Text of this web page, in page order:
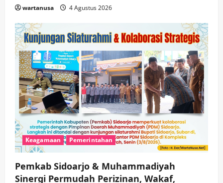
wartanusa 4 Agustus 2026
Keagamaan Pemerintahan
Pemkab Sidoarjo & Muhammadiyah
Sinergi Permudah Perizinan, Wakaf,